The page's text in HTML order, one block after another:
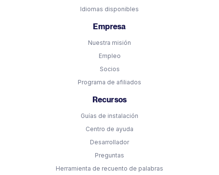
Idiomas disponibles
Empresa
Nuestra misión
Empleo
Socios
Programa de afiliados
Recursos
Guías de instalación
Centro de ayuda
Desarrollador
Preguntas
Herramienta de recuento de palabras